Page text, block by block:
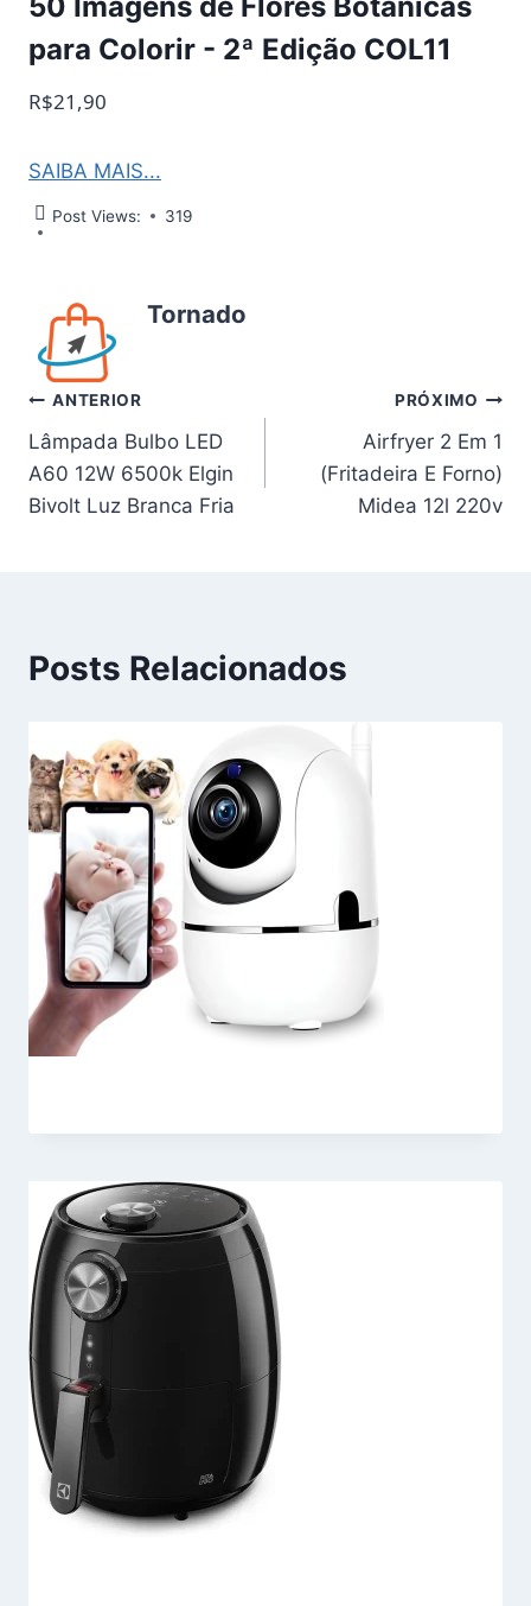
para Colorir - 2ª Edição COL11
R$21,90
SAIBA MAIS...
Post Views: 319
Tornado
Navegação
de
Post
ANTERIOR
Lâmpada Bulbo LED
A60 12W 6500k Elgin
Bivolt Luz Branca Fria
PRÓXIMO
Airfryer 2 Em 1
(Fritadeira E Forno)
Midea 12l 220v
Posts Relacionados